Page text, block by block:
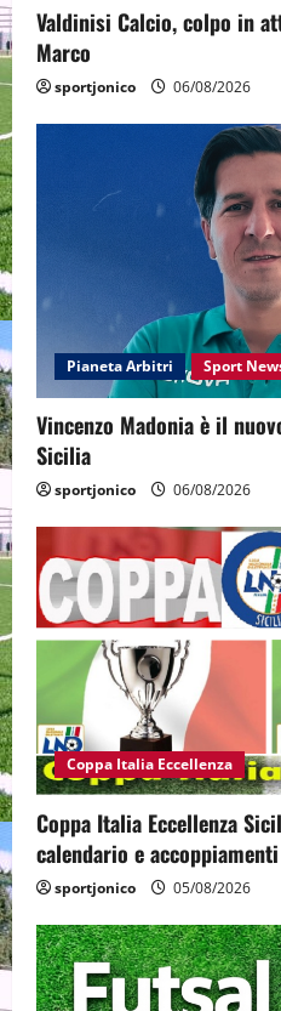
Valdinisi Calcio, colpo in
Marco
sportjonico 06/08/2026
Pianeta Arbitri Sport
Vincenzo Madonia è il
Sicilia
sportjonico 06/08/2026
Coppa Italia Eccellenza
Coppa Italia Eccellenza
calendario e
sportjonico 05/08/2026